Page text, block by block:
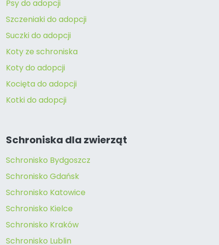
Psy do adopcji
Szczeniaki do adopcji
Suczki do adopcji
Koty ze schroniska
Koty do adopcji
Kocięta do adopcji
Kotki do adopcji
Schroniska dla zwierząt
Schronisko Bydgoszcz
Schronisko Gdańsk
Schronisko Katowice
Schronisko Kielce
Schronisko Kraków
Schronisko Lublin